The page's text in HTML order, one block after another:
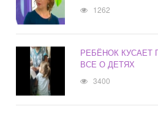
1262
РЕБЁНОК КУСАЕТ
ВСЕ О ДЕТЯХ
3400